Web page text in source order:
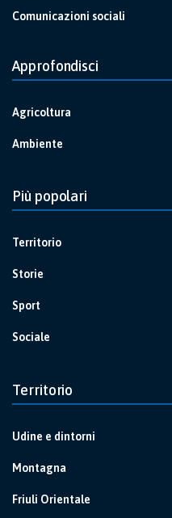
Comunicazioni sociali
Approfondisci
Agricoltura
Ambiente
Più popolari
Territorio
Storie
Sport
Sociale
Territorio
Udine e dintorni
Montagna
Friuli Orientale